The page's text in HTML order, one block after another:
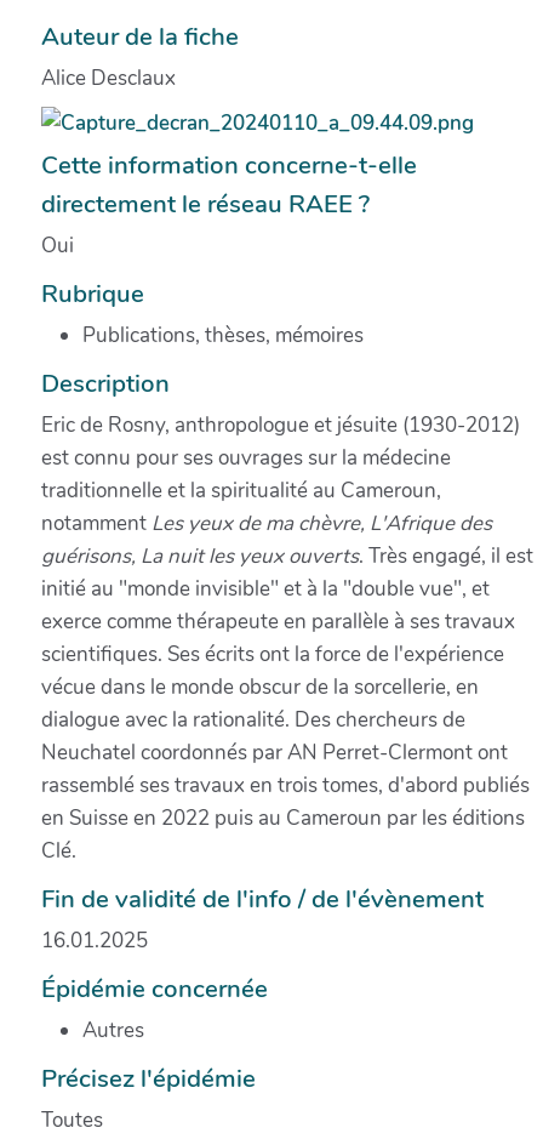
Auteur de la fiche
Alice Desclaux
Cette information concerne-t-elle
directement le réseau RAEE ?
Oui
Rubrique
Publications, thèses, mémoires
Description
Eric de Rosny, anthropologue et jésuite (1930-2012)
est connu pour ses ouvrages sur la médecine
traditionnelle et la spiritualité au Cameroun,
notamment Les yeux de ma chèvre, L'Afrique des
guérisons, La nuit les yeux ouverts. Très engagé, il est
initié au "monde invisible" et à la "double vue", et
exerce comme thérapeute en parallèle à ses travaux
scientifiques. Ses écrits ont la force de l'expérience
vécue dans le monde obscur de la sorcellerie, en
dialogue avec la rationalité. Des chercheurs de
Neuchatel coordonnés par AN Perret-Clermont ont
rassemblé ses travaux en trois tomes, d'abord publiés
en Suisse en 2022 puis au Cameroun par les éditions
Clé.
Fin de validité de l'info / de l'évènement
16.01.2025
Épidémie concernée
Autres
Précisez l'épidémie
Toutes